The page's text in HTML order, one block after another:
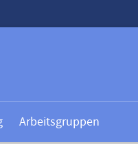
Arbeitsgruppen